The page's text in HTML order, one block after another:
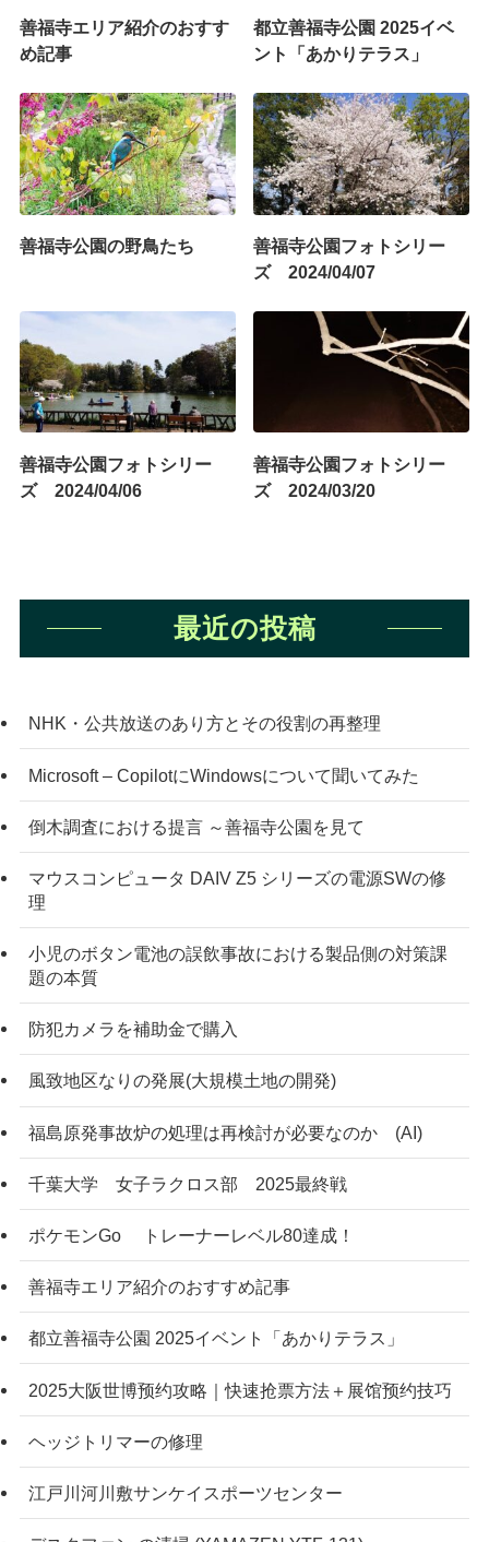
善福寺エリア紹介のおすす
め記事
都立善福寺公園 2025イベ
ント「あかりテラス」
善福寺公園の野鳥たち
善福寺公園フォトシリー
ズ 2024/04/07
善福寺公園フォトシリー
ズ 2024/04/06
善福寺公園フォトシリー
ズ 2024/03/20
最近の投稿
NHK・公共放送のあり方とその役割の再整理
Microsoft – CopilotにWindowsについて聞いてみた
倒木調査における提言 ～善福寺公園を見て
マウスコンピュータ DAIV Z5 シリーズの電源SWの修
理
小児のボタン電池の誤飲事故における製品側の対策課
題の本質
防犯カメラを補助金で購入
風致地区なりの発展(大規模土地の開発)
福島原発事故炉の処理は再検討が必要なのか (AI)
千葉大学 女子ラクロス部 2025最終戦
ポケモンGo トレーナーレベル80達成！
善福寺エリア紹介のおすすめ記事
都立善福寺公園 2025イベント「あかりテラス」
2025大阪世博预约攻略｜快速抢票方法＋展馆预约技巧
ヘッジトリマーの修理
江戸川河川敷サンケイスポーツセンター